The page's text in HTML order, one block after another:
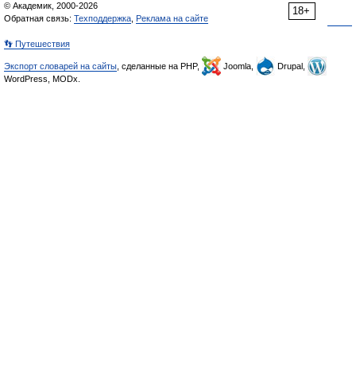
18+
© Академик, 2000-2026
Обратная связь: Техподдержка Реклама на сайте
👣 Путешествия
Экспорт словарей на сайты , сделанные на PHP, Joomla,
Drupal,
WordPress, MODx.